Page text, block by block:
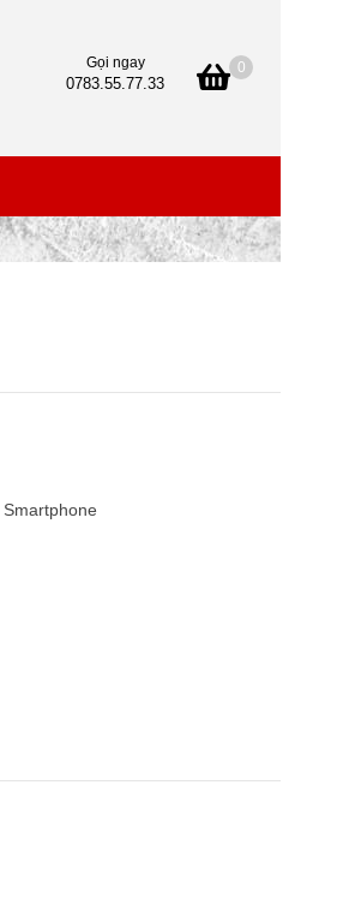
Gọi ngay
0783.55.77.33
0